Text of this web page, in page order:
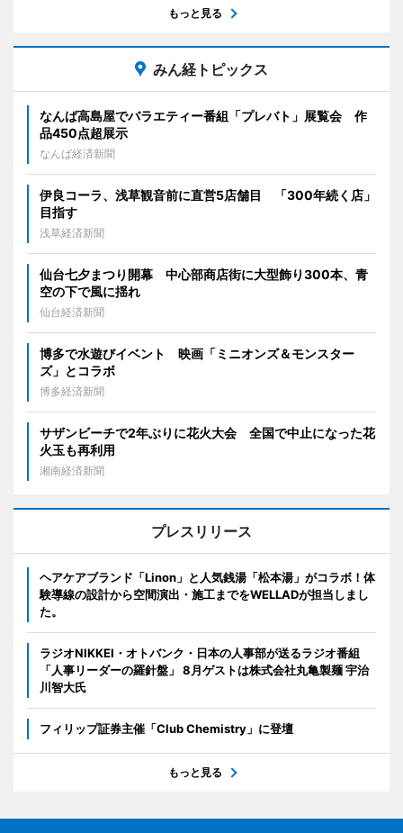
もっと見る
みん経トピックス
なんば高島屋でバラエティー番組「プレバト」展覧会 作
品450点超展示
なんば経済新聞
伊良コーラ、浅草観音前に直営5店舗目 「300年続く店」
目指す
浅草経済新聞
仙台七夕まつり開幕 中心部商店街に大型飾り300本、青
空の下で風に揺れ
仙台経済新聞
博多で水遊びイベント 映画「ミニオンズ＆モンスター
ズ」とコラボ
博多経済新聞
サザンビーチで2年ぶりに花火大会 全国で中止になった花
火玉も再利用
湘南経済新聞
プレスリリース
ヘアケアブランド「Linon」と人気銭湯「松本湯」がコラボ！体
験導線の設計から空間演出・施工までをWELLADが担当しまし
た。
ラジオNIKKEI・オトバンク・日本の人事部が送るラジオ番組
「人事リーダーの羅針盤」 8月ゲストは株式会社丸亀製麺 宇治
川智大氏
フィリップ証券主催「Club Chemistry」に登壇
もっと見る